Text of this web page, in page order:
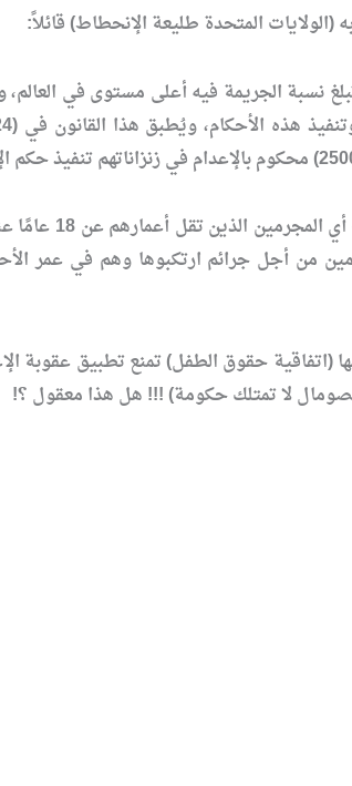
المتحدة طليعة الإنحطاط) قائلاً:
لقد أصبح
على مجرمين من أجل جرائم ارتكبوها وهم في
لا تمتلك حكومة) !!! هل هذا معقول ؟!